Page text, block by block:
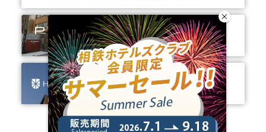
ありそうでなかった、
ちょっと新しいカタチ。
ビジネスからレジャーまで、
幅広く選ばれるホテルへ。